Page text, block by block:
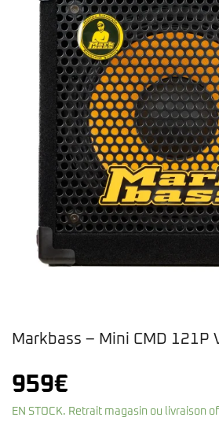
Markbass – Mini CMD 121P
959€
EN STOCK. Retrait magasin ou livraison